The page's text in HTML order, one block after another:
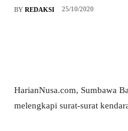
BY REDAKSI 25/10/2020
HarianNusa.com, Sumbawa
melengkapi surat-surat